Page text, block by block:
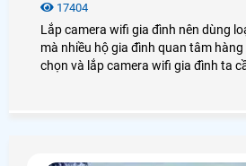
17404
Lắp camera wifi gia đình nên dùng
mà nhiều hộ gia đình quan tâm
chọn và lắp camera wifi gia đình ta